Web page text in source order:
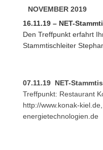
NOVEMBER 2019
16.11.19 – NET-
Den Treffpunkt erfahrt
Stammtischleiter
07.11.19 NET-
Treffpunkt: Restaurant
http://www.konak-kiel.de
energietechnologien.de